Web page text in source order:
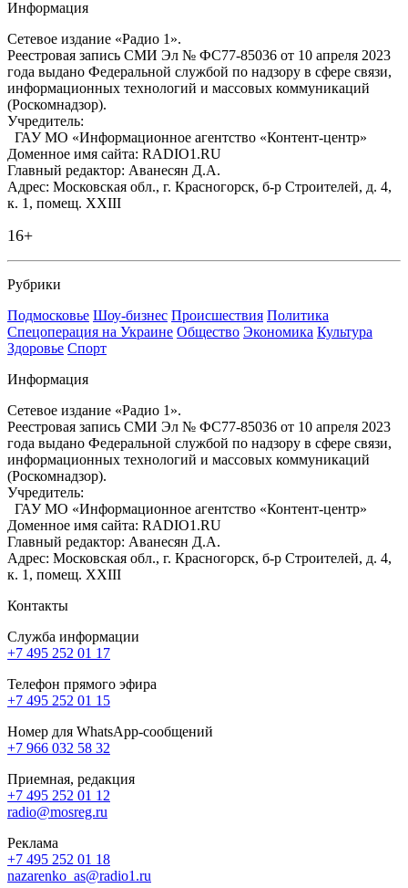
Информация
Сетевое издание «Радио 1».
Реестровая запись СМИ Эл № ФС77-85036 от 10 апреля 2023
года выдано Федеральной службой по надзору в сфере связи,
информационных технологий и массовых коммуникаций
(Роскомнадзор).
Учредитель:
ГАУ МО «Информационное агентство «Контент-центр»
Доменное имя сайта: RADIO1.RU
Главный редактор: Аванесян Д.А.
Адрес: Московская обл., г. Красногорск, б-р Строителей, д. 4,
к. 1, помещ. XXIII
16+
Рубрики
Подмосковье Шоу-бизнес Происшествия Политика
Спецоперация на Украине Общество Экономика Культура
Здоровье Спорт
Информация
Сетевое издание «Радио 1».
Реестровая запись СМИ Эл № ФС77-85036 от 10 апреля 2023
года выдано Федеральной службой по надзору в сфере связи,
информационных технологий и массовых коммуникаций
(Роскомнадзор).
Учредитель:
ГАУ МО «Информационное агентство «Контент-центр»
Доменное имя сайта: RADIO1.RU
Главный редактор: Аванесян Д.А.
Адрес: Московская обл., г. Красногорск, б-р Строителей, д. 4,
к. 1, помещ. XXIII
Контакты
Служба информации
+7 495 252 01 17
Телефон прямого эфира
+7 495 252 01 15
Номер для WhatsApp-сообщений
+7 966 032 58 32
Приемная, редакция
+7 495 252 01 12
radio@mosreg.ru
Реклама
+7 495 252 01 18
nazarenko_as@radio1.ru